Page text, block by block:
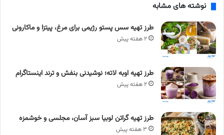
نوشته های مشابه
طرز تهیه سس پستو رژیمی برای مرغ، پیتزا و ماکارونی
۲ هفته پیش
طرز تهیه اوبه لاته؛ نوشیدنی بنفش و ترند اینستاگرام
۲ هفته پیش
طرز تهیه گراتن لوبیا سبز آسان، مجلسی و خوشمزه
۳ هفته پیش